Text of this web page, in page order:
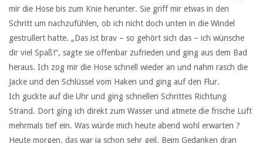
mir die Hose bis zum Knie herunter. Sie griff mir etwas in den
Schritt um nachzufühlen, ob ich nicht doch unten in die Windel
gestrullert hatte. „Das ist brav – so gehört sich das – ich wünsche
dir viel Spaß!“, sagte sie offenbar zufrieden und ging aus dem Bad
heraus. Ich zog mir die Hose schnell wieder an und nahm rasch die
Jacke und den Schlüssel vom Haken und ging auf den Flur.
Ich guckte auf die Uhr und ging schnellen Schrittes Richtung
Strand. Dort ging ich direkt zum Wasser und atmete die frische Luft
mehrmals tief ein. Was würde mich heute abend wohl erwarten ?
Heute morgen, das war ja schon sehr geil. Beim Gedanken dran